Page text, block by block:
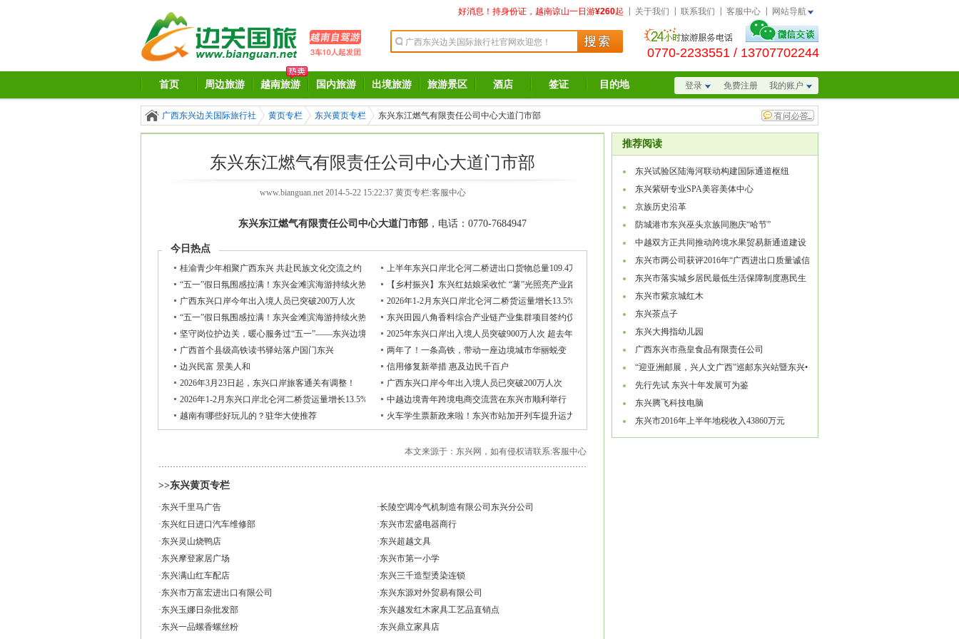
好消息！持身份证，越南谅山一日游¥260起 关于我们 联系我们 客服中心 网站导航
0770-2233551 / 13707702244
首页 周边旅游 越南旅游 国内旅游 出境旅游 旅游景区 酒店 签证 目的地 登录 免费注册 我的账户
广西东兴边关国际旅行社 黄页专栏 东兴黄页专栏 东兴东江燃气有限责任公司中心大道门市部
东兴东江燃气有限责任公司中心大道门市部
www.bianguan.net2014-5-22 15:22:37 黄页专栏:客服中心
东兴东江燃气有限责任公司中心大道门市部 ，电话：0770-7684947
今日热点
桂渝青少年相聚广西东兴 共赴民族文化交流之约
上半年东兴口岸北仑河二桥进出口货物总量109.4万吨
“五一”假日氛围感拉满！东兴金滩滨海游持续火热 八方游客逐浪赴约【乡村振兴】东兴红姑娘采收忙 “薯”光照亮产业路
广西东兴口岸今年出入境人员已突破200万人次
2026年1-2月东兴口岸北仑河二桥货运量增长13.5%
“五一”假日氛围感拉满！东兴金滩滨海游持续火热 八方游客逐浪赴约东兴田园八角香料综合产业链产业集群项目签约仪式举行
坚守岗位护边关，暖心服务过“五一”——东兴边境检查站全力保畅通2025年东兴口岸出入境人员突破900万人次 超去年总量
广西首个县级高铁读书驿站落户国门东兴
两年了！一条高铁，带动一座边境城市华丽蜕变
边兴民富 景美人和
信用修复新举措 惠及边民千百户
2026年3月23日起，东兴口岸旅客通关有调整！
广西东兴口岸今年出入境人员已突破200万人次
2026年1-2月东兴口岸北仑河二桥货运量增长13.5%
中越边境青年跨境电商交流营在东兴市顺利举行
越南有哪些好玩儿的？驻华大使推荐
火车学生票新政来啦！东兴市站加开列车提升运力和服务
本文来源于：东兴网，如有侵权请联系:客服中心
>>东兴黄页专栏
·东兴千里马广告 ·长陵空调冷气机制造有限公司东兴分公司
·东兴红日进口汽车维修部 ·东兴市宏盛电器商行
·东兴灵山烧鸭店 ·东兴超越文具
·东兴摩登家居广场 ·东兴市第一小学
·东兴满山红车配店 ·东兴三千造型烫染连锁
·东兴市万富宏进出口有限公司 ·东兴东源对外贸易有限公司
·东兴玉娜日杂批发部 ·东兴越发红木家具工艺品直销点
·东兴一品螺香螺丝粉 ·东兴鼎立家具店
推荐阅读
东兴试验区陆海河联动构建国际通道枢纽
东兴紫研专业SPA美容美体中心
京族历史沿革
防城港市东兴巫头京族同胞庆“哈节”
中越双方正共同推动跨境水果贸易新通道建设
东兴市两公司获评2016年“广西进出口质量诚信
企业”称号
东兴市落实城乡居民最低生活保障制度惠民生
东兴市紫京城红木
东兴茶点子
东兴大拇指幼儿园
广西东兴市燕皇食品有限责任公司
“迎亚洲邮展，兴人文广西”巡邮东兴站暨东兴•
京街礼献全城活动成功举行
先行先试 东兴十年发展可为鉴
东兴腾飞科技电脑
东兴市2016年上半年地税收入43860万元